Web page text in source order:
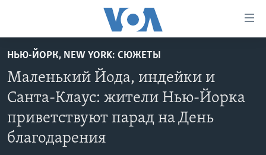
Перейти
на
основной
контент
основной
ПРОГРАММЫ
НОВОСТИ ЗА МИНУТУ
ПРОЕКТЫ
УЧИМ АНГЛИЙСКИЙ
НАША АМЕРИКАНСКАЯ ИСТОРИЯ
ЭКСПЕРТИЗА
ИНТЕРВЬЮ
НЬЮ-ЙОРК, NEW YORK: СЮЖЕТЫ
Маленький Йода, индейки и
Санта-Клаус: жители Нью-Йорка
приветствуют парад на День
благодарения